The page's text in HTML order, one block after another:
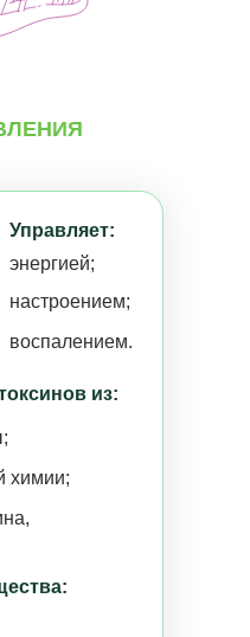
Управляет:
энергией;
настроением;
воспалением.
из:
химии;